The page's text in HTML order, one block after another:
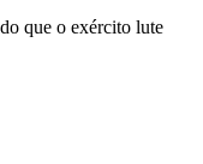
que o exército lute